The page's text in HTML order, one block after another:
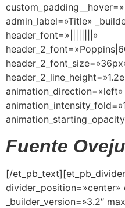
admin_label=»Title»
header_font=»||||||||»
animation_direction=»left»
Fuente
[/
divider_position=»center»
_builder_version=»3.2″